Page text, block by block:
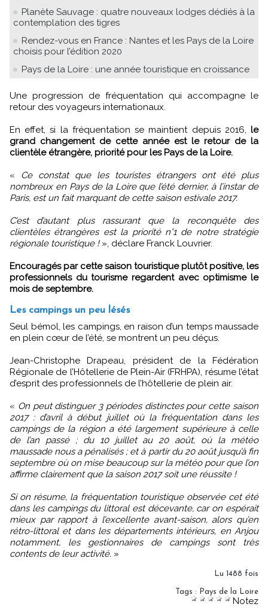
Planète Sauvage : quatre nouveaux lodges dédiés à la
contemplation des tigres
Rendez-vous en France : Nantes et les Pays de la Loire
choisis pour l’édition 2020
Pays de la Loire : une année touristique en croissance
Une progression de fréquentation qui accompagne le
retour des voyageurs internationaux.
En effet, si la fréquentation se maintient depuis 2016, le
grand changement de cette année est le retour de la
clientèle étrangère, priorité pour les Pays de la Loire.
« Ce constat que les touristes étrangers ont été plus
nombreux en Pays de la Loire que l’été dernier, à l’instar de
Paris, est un fait marquant de cette saison estivale 2017.
C’est d’autant plus rassurant que la reconquête des
clientèles étrangères est la priorité n°1 de notre stratégie
régionale touristique !», déclare Franck Louvrier.
Encouragés par cette saison touristique plutôt positive, les
professionnels du tourisme regardent avec optimisme le
mois de septembre.
Les campings un peu lésés
Seul bémol, les campings, en raison d’un temps maussade
en plein cœur de l’été, se montrent un peu déçus.
Jean-Christophe Drapeau, président de la Fédération
Régionale de l’Hôtellerie de Plein-Air (FRHPA), résume l’état
d’esprit des professionnels de l’hôtellerie de plein air.
« On peut distinguer 3 périodes distinctes pour cette saison
2017 : d’avril à début juillet où la fréquentation dans les
campings de la région a été largement supérieure à celle
de l’an passé ; du 10 juillet au 20 août, où la météo
maussade nous a pénalisés ; et à partir du 20 août jusqu’à fin
septembre où on mise beaucoup sur la météo pour que l’on
affirme clairement que la saison 2017 soit une réussite !
Si on résume, la fréquentation touristique observée cet été
dans les campings du littoral est décevante, car on espérait
mieux par rapport à l’excellente avant-saison, alors qu’en
rétro-littoral et dans les départements intérieurs, en Anjou
notamment, les gestionnaires de campings sont très
contents de leur activité. »
Lu 1488 fois
Tags : Pays de la Loire
Notez